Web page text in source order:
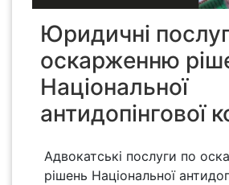
Юридичні
оскарженню
Національної
антидопінгової
Адвокатські послуги по
рішень Національної